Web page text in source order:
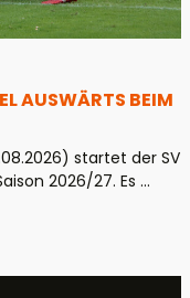
AUSWÄRTS BEIM
startet der SV
2026/27. Es ...